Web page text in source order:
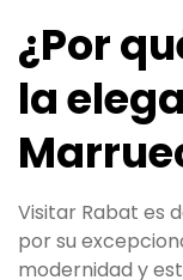
¿Por
la
Visitar Rabat es
por su
modernidad y